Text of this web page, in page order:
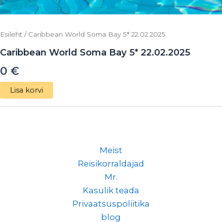
Esileht / Caribbean World Soma Bay 5* 22.02.2025
Caribbean World Soma Bay 5* 22.02.2025
0 €
Lisa korvi
Meist
Reisikorraldajad
Mr.
Kasulik teada
Privaatsuspoliitika
blog